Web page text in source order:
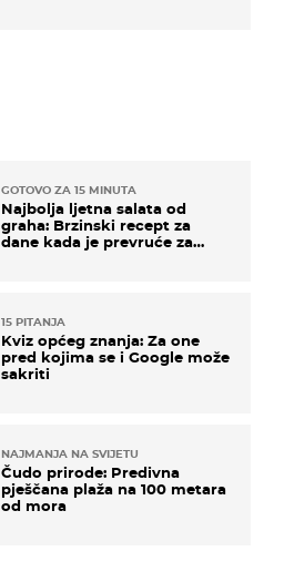
GOTOVO ZA 15 MINUTA
Najbolja ljetna salata od
graha: Brzinski recept za
dane kada je prevruće za
15 PITANJA
Kviz općeg znanja: Za one
pred kojima se i Google može
sakriti
NAJMANJA NA SVIJETU
Čudo prirode: Predivna
pješčana plaža na 100 metara
od mora